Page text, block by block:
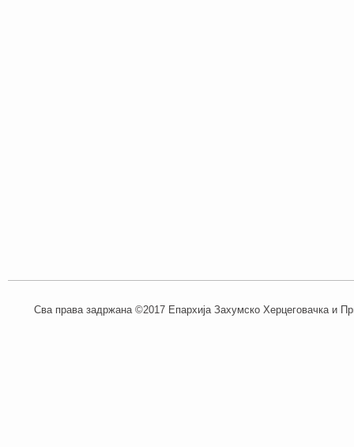
Сва права задржана ©2017 Епархија Захумско Херцеговачка и